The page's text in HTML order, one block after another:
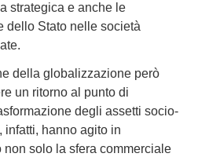
strategica e anche le
dello Stato nelle società
della globalizzazione però
un ritorno al punto di
degli assetti socio-
hanno agito in
solo la sfera commerciale